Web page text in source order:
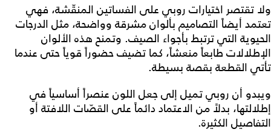
ولا تقتصر اختيارات روبي على الفساتين المنقّشة، فهي
تعتمد أيضاً التصاميم بألوان مشرقة وواضحة، مثل الدرجات
الحيوية التي ترتبط بأجواء الصيف. وتمنح هذه الألوان
الإطلالات طابعاً منعشاً، كما تضيف حضوراً قوياً حتى عندما
تأتي القطعة بقصة بسيطة.
ويبدو أن روبي تميل إلى جعل اللون عنصراً أساسياً في
إطلالتها، بدلاً من الاعتماد دائماً على القصّات اللافتة أو
التفاصيل الكثيرة.